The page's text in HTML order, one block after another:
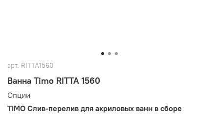
арт. RITTA1560
Ванна Timo RITTA 1560
Опции
TIMO Слив-перелив для акриловых ванн в сборе